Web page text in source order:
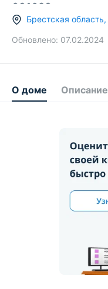
631628
Брестская область,
Обновлено: 07.02.2024
О доме Описание